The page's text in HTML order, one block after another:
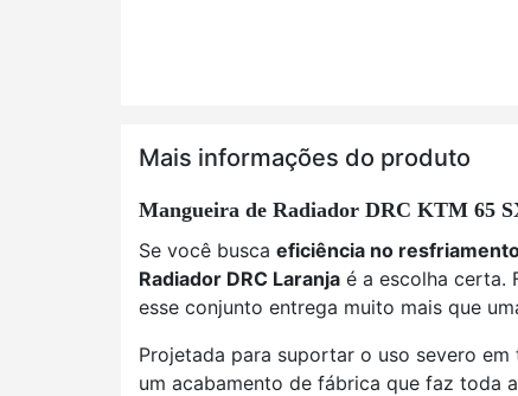
Mais informações do produto
Mangueira de Radiador DRC KTM 65
Se você busca eficiência no
Radiador DRC Laranja é a escolha certa.
esse conjunto entrega muito mais que
Projetada para suportar o uso severo
um acabamento de fábrica que faz toda